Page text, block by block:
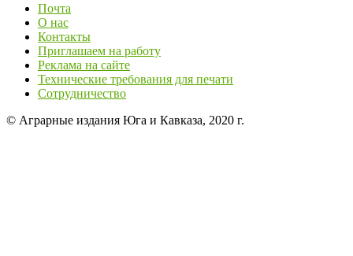
Почта
О нас
Контакты
Приглашаем на работу
Реклама на сайте
Технические требования для печати
Сотрудничество
© Аграрные издания Юга и Кавказа, 2020 г.